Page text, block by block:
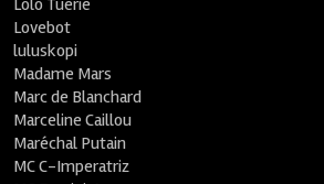
Lolo Tuerie
Lovebot
luluskopi
Madame Mars
Marc de Blanchard
Marceline Caillou
Maréchal Putain
MC C-Imperatriz